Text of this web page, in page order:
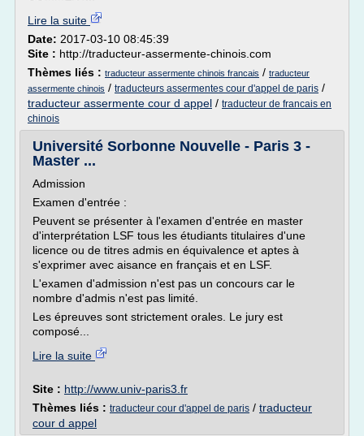
Lire la suite
Date: 2017-03-10 08:45:39
Site : http://traducteur-assermente-chinois.com
Thèmes liés : traducteur assermente chinois francais / traducteur
assermente chinois / traducteurs assermentes cour d'appel de paris /
traducteur assermente cour d appel / traducteur de francais en
chinois
Université Sorbonne Nouvelle - Paris 3 -
Master ...
Admission
Examen d'entrée :
Peuvent se présenter à l'examen d'entrée en master
d'interprétation LSF tous les étudiants titulaires d'une
licence ou de titres admis en équivalence et aptes à
s'exprimer avec aisance en français et en LSF.
L'examen d'admission n'est pas un concours car le
nombre d'admis n'est pas limité.
Les épreuves sont strictement orales. Le jury est
composé...
Lire la suite
Site : http://www.univ-paris3.fr
Thèmes liés : traducteur cour d'appel de paris / traducteur
cour d appel